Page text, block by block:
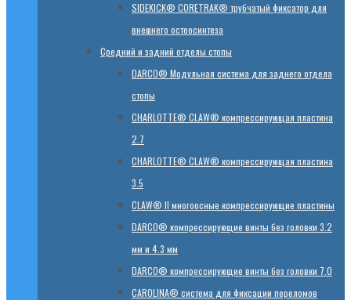
SIDEKICK® CORETRAK® трубчатый фиксатор для
внешнего остеосинтеза
Средний и задний отделы стопы
DARCO® Модульная система для заднего отдела
стопы
CHARLOTTE® CLAW® компрессирующая пластина
2.7
CHARLOTTE® CLAW® компрессирующая пластина
3.5
CLAW® II многоосные компрессирующие пластины
DARCO® компрессирующие винты без головки 3.2
мм и 4.3 мм
DARCO® компрессирующие винты без головки 7.0
CAROLINA® система для фиксации переломов